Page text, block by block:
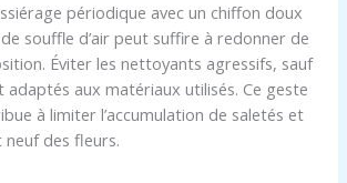
périodique avec un chiffon doux
souffle d’air peut suffire à redonner de
Éviter les nettoyants agressifs, sauf
adaptés aux matériaux utilisés. Ce geste
à limiter l’accumulation de saletés et
neuf des fleurs.